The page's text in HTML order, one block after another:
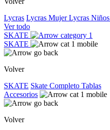
Lycras Lycras MujerLycras Niños
Ver todo
SKATE
SKATE
Volver
SKATE Skate Completo Tablas
Accesorios
Volver